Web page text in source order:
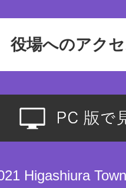
役場へのアク
Higashiura